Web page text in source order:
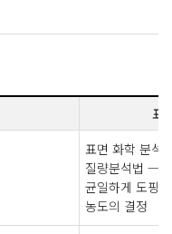
표
표면 화학 분석
질량분석법 —
균일하게 도핑
농도의 결정